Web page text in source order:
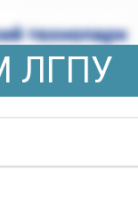
ЛГПУ